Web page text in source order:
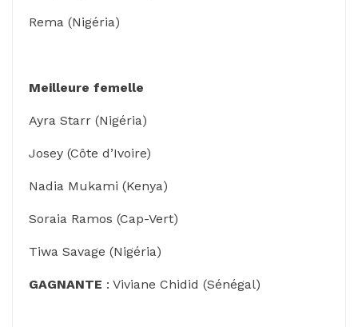
Rema (Nigéria)
Meilleure femelle
Ayra Starr (Nigéria)
Josey (Côte d’Ivoire)
Nadia Mukami (Kenya)
Soraia Ramos (Cap-Vert)
Tiwa Savage (Nigéria)
GAGNANTE : Viviane Chidid (Sénégal)